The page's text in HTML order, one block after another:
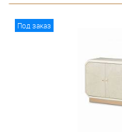
Под заказ